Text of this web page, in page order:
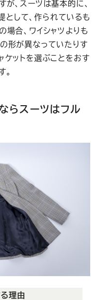
が、スーツは基本的に、
として、作られているも
場合、ワイシャツよりも
形が異なっていたりす
ケットを選ぶことをおす
。
らスーツはフル
理由